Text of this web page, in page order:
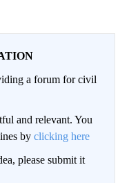
a forum for civil
and relevant. You
by clicking here
please submit it